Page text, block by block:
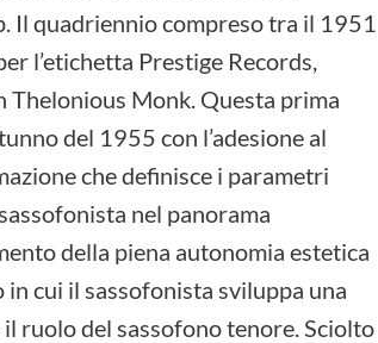
Il quadriennio compreso tra il 1951
l’etichetta Prestige Records,
Thelonious Monk. Questa prima
del 1955 con l’adesione al
che definisce i parametri
nel panorama
della piena autonomia estetica
cui il sassofonista sviluppa una
ruolo del sassofono tenore. Sciolto